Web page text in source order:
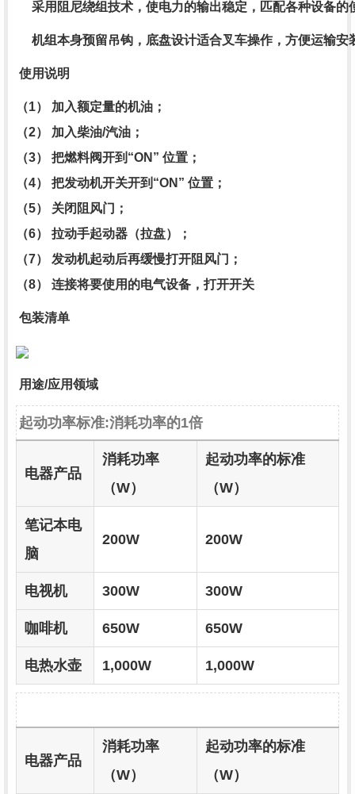
采用阻尼绕组技术，使电力的输出稳定，匹配各种设备的
机组本身预留吊钩，底盘设计适合叉车操作，方便运输安
使用说明
（1） 加入额定量的机油；
（2） 加入柴油/汽油；
（3） 把燃料阀开到“ON” 位置；
（4） 把发动机开关开到“ON” 位置；
（5） 关闭阻风门；
（6） 拉动手起动器（拉盘）；
（7） 发动机起动后再缓慢打开阻风门；
（8） 连接将要使用的电气设备，打开开关
包装清单
用途/应用领域
起动功率标准:消耗功率的1倍
电器产品
消耗功率
（W）
起动功率的标准
（W）
笔记本电
脑
200W 200W
电视机 300W 300W
咖啡机 650W 650W
电热水壶 1,000W 1,000W
电器产品
消耗功率
（W）
起动功率的标准
（W）